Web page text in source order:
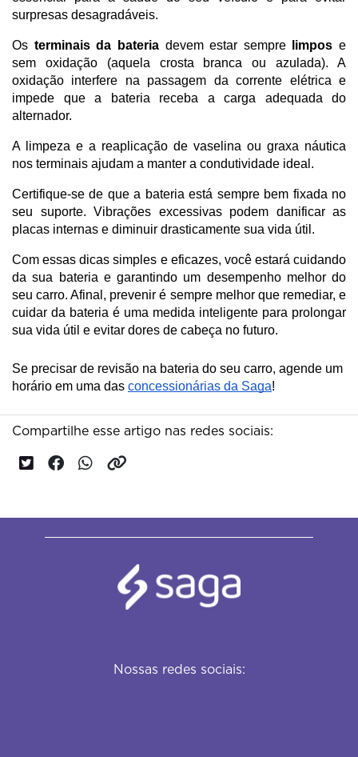
surpresas desagradáveis.
Os terminais da bateria devem estar sempre limpos e
sem oxidação (aquela crosta branca ou azulada). A
oxidação interfere na passagem da corrente elétrica e
impede que a bateria receba a carga adequada do
alternador.
A limpeza e a reaplicação de vaselina ou graxa náutica
nos terminais ajudam a manter a condutividade ideal.
Certifique-se de que a bateria está sempre bem fixada no
seu suporte. Vibrações excessivas podem danificar as
placas internas e diminuir drasticamente sua vida útil.
Com essas dicas simples e eficazes, você estará cuidando
da sua bateria e garantindo um desempenho melhor do
seu carro. Afinal, prevenir é sempre melhor que remediar, e
cuidar da bateria é uma medida inteligente para prolongar
sua vida útil e evitar dores de cabeça no futuro.
Se precisar de revisão na bateria do seu carro, agende um
horário em uma das concessionárias da Saga!
Compartilhe esse artigo nas redes sociais:
Nossas redes sociais: